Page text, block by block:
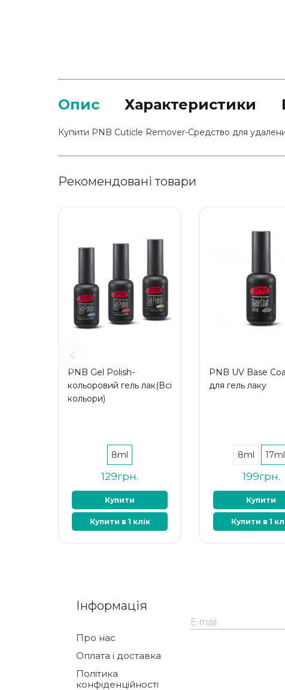
Опис Характеристики
Купити PNB Cuticle Remover-Средство для
Рекомендовані товари
PNB Gel Polish-
кольоровий гель лак(Всі
кольори)
8ml
129грн.
Купити
Купити в 1 клік
PNB UV Base
для гель лаку
8ml 17ml
199грн.
Купити
Купити в 1
Інформація
Про нас
Оплата і доставка
Політика
конфіденційності